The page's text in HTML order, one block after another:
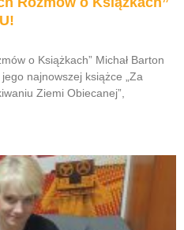
o Książkach” Michał Barton
najnowszej książce „Za
Ziemi Obiecanej”,